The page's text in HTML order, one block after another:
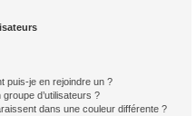
puis-je en rejoindre un ?
d’utilisateurs ?
dans une couleur différente ?